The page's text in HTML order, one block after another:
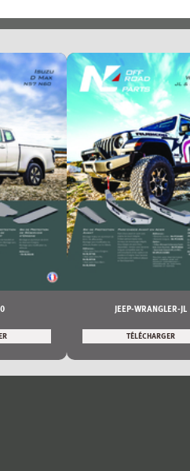
JEEP-WRANGLER-JL
TÉLÉCHARGER